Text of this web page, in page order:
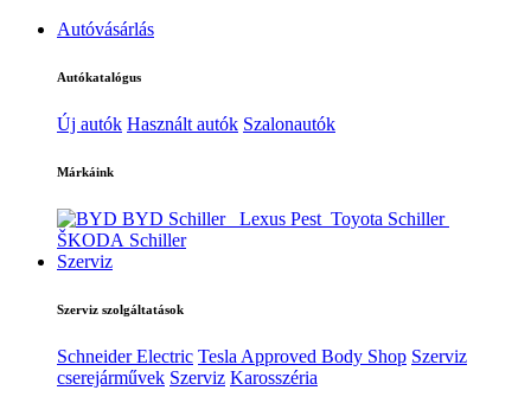
Autóvásárlás
Autókatalógus
Új autók Használt autók Szalonautók
Márkáink
BYD Schiller Lexus Pest Toyota Schiller
ŠKODA Schiller
Szerviz
Szerviz szolgáltatások
Schneider Electric Tesla Approved Body Shop Szerviz
cserejárművek Szerviz Karosszéria